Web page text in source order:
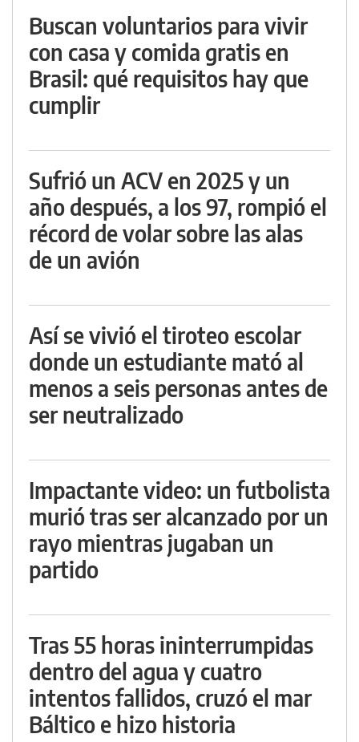
Buscan voluntarios para vivir
con casa y comida gratis en
Brasil: qué requisitos hay que
cumplir
Sufrió un ACV en 2025 y un
año después, a los 97, rompió el
récord de volar sobre las alas
de un avión
Así se vivió el tiroteo escolar
donde un estudiante mató al
menos a seis personas antes de
ser neutralizado
Impactante video: un futbolista
murió tras ser alcanzado por un
rayo mientras jugaban un
partido
Tras 55 horas ininterrumpidas
dentro del agua y cuatro
intentos fallidos, cruzó el mar
Báltico e hizo historia